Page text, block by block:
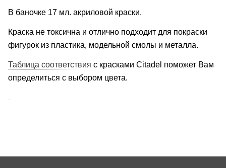
В баночке 17 мл. акриловой краски.
Краска не токсична и отлично подходит для покраски
фигурок из пластика, модельной смолы и металла.
Таблица соответствия с красками Citadel поможет Вам
определиться с выбором цвета.
.